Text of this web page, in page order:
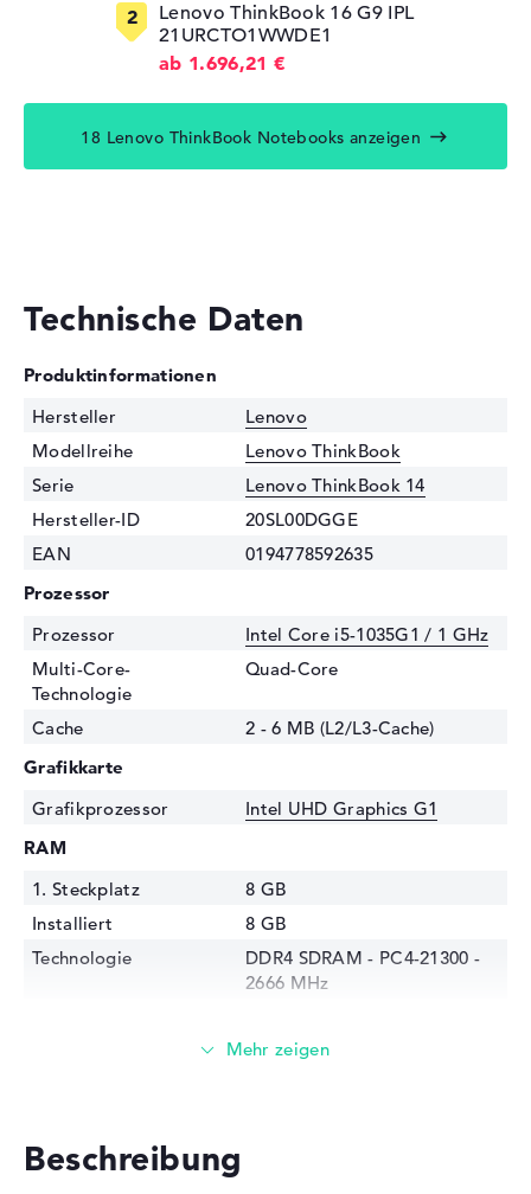
Lenovo ThinkBook 16 G9 IPL
21URCTO1WWDE1
ab 1.696,21 €
18 Lenovo ThinkBook Notebooks anzeigen
Technische Daten
Produktinformationen
Hersteller
Lenovo
Modellreihe
Lenovo ThinkBook
Serie
Lenovo ThinkBook 14
Hersteller-ID
20SL00DGGE
EAN
0194778592635
Prozessor
Prozessor
Intel Core i5-1035G1 / 1 GHz
Multi-Core-
Technologie
Quad-Core
Cache
2 - 6 MB (L2/L3-Cache)
Grafikkarte
Grafikprozessor
Intel UHD Graphics G1
RAM
1. Steckplatz
8 GB
Installiert
8 GB
Technologie
DDR4 SDRAM - PC4-21300 -
2666 MHz
512 GB SSD
Beschreibung